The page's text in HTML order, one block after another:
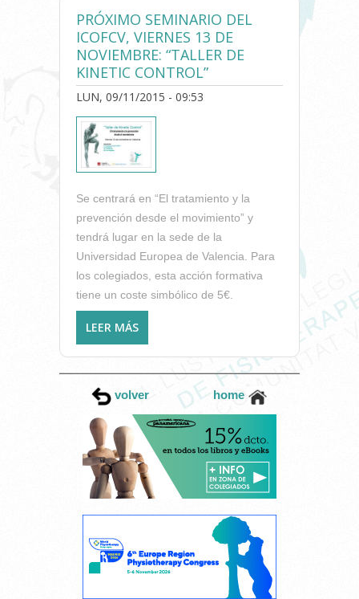
PRÓXIMO SEMINARIO DEL
ICOFCV, VIERNES 13 DE
NOVIEMBRE: “TALLER DE
KINETIC CONTROL”
LUN, 09/11/2015 - 09:53
Se centrará en “El tratamiento y la
prevención desde el movimiento” y
tendrá lugar en la sede de la
Universidad Europea de Valencia. Para
los colegiados, esta acción formativa
tiene un coste simbólico de 5€.
LEER MÁS
DEL ICOFCV, VIERNES 13 DE
NOVIEMBRE: “TALLER DE
KINETIC CONTROL”
volver home